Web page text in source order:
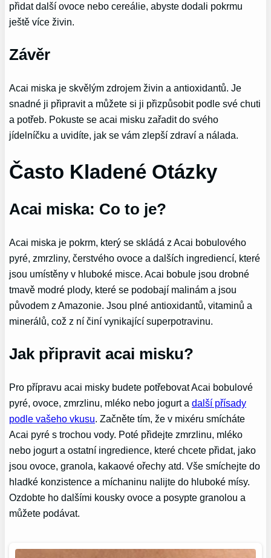
přidat další ovoce nebo cereálie, abyste dodali pokrmu
ještě více živin.
Závěr
Acai miska je skvělým zdrojem živin a antioxidantů. Je
snadné ji připravit a můžete si ji přizpůsobit podle své chuti
a potřeb. Pokuste se acai misku zařadit do svého
jídelníčku a uvidíte, jak se vám zlepší zdraví a nálada.
Často Kladené Otázky
Acai miska: Co to je?
Acai miska je pokrm, který se skládá z Acai bobulového
pyré, zmrzliny, čerstvého ovoce a dalších ingrediencí, které
jsou umístěny v hluboké misce. Acai bobule jsou drobné
tmavě modré plody, které se podobají malinám a jsou
původem z Amazonie. Jsou plné antioxidantů, vitaminů a
minerálů, což z ní činí vynikající superpotravinu.
Jak připravit acai misku?
Pro přípravu acai misky budete potřebovat Acai bobulové
pyré, ovoce, zmrzlinu, mléko nebo jogurt adalší přísady
podle vašeho vkusu. Začněte tím, že v mixéru smícháte
Acai pyré s trochou vody. Poté přidejte zmrzlinu, mléko
nebo jogurt a ostatní ingredience, které chcete přidat, jako
jsou ovoce, granola, kakaové ořechy atd. Vše smíchejte do
hladké konzistence a míchaninu nalijte do hluboké mísy.
Ozdobte ho dalšími kousky ovoce a posypte granolou a
můžete podávat.